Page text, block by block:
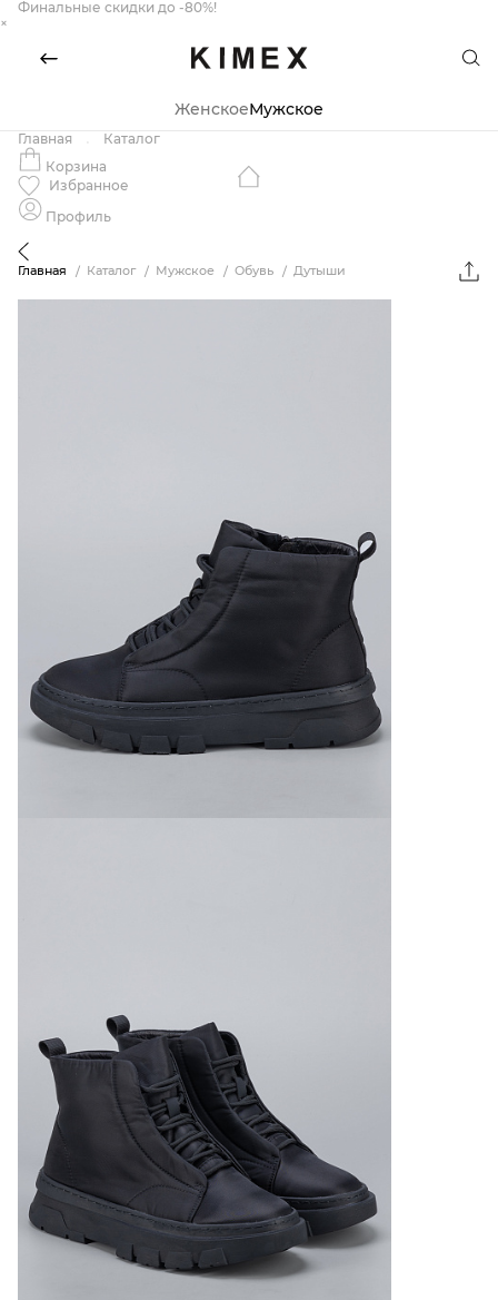
Финальные скидки до -80%!
×
ЖенскоеМужское
Главная
Каталог
Корзина
Избранное
Профиль
Главная Каталог Мужское Обувь Дутыши